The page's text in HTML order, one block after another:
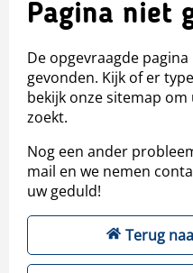
Pagina niet
De opgevraagde
gevonden. Kijk of er
bekijk onze sitemap
zoekt.
Nog een ander
mail en we nemen
uw geduld!
Terug